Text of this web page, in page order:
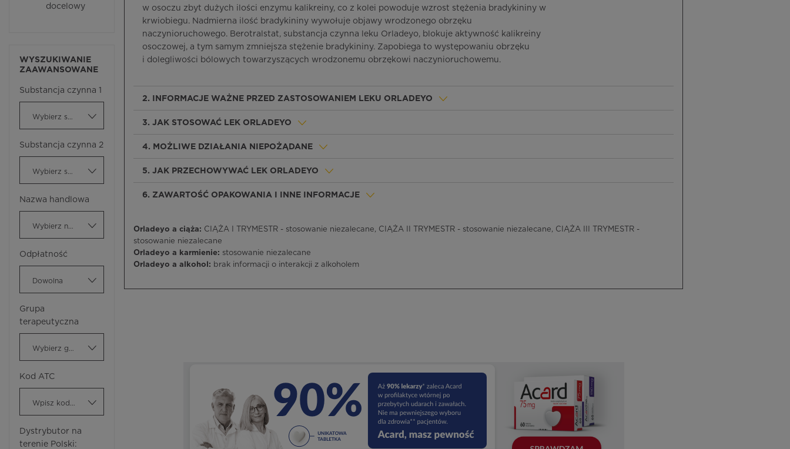
docelowy
WYSZUKIWANIE
ZAAWANSOWANE
Substancja czynna 1
Substancja czynna 2
Nazwa handlowa
Odpłatność
Dowolna
Grupa
terapeutyczna
Kod ATC
Dystrybutor na
terenie Polski:
w osoczu zbyt dużych ilości enzymu kalikreiny, co z kolei powoduje wzrost stężenia bradykininy w
krwiobiegu. Nadmierna ilość bradykininy wywołuje objawy wrodzonego obrzęku
naczynioruchowego. Berotralstat, substancja czynna leku Orladeyo, blokuje aktywność kalikreiny
osoczowej, a tym samym zmniejsza stężenie bradykininy. Zapobiega to występowaniu obrzęku
i dolegliwości bólowych towarzyszących wrodzonemu obrzękowi naczynioruchowemu.
2. INFORMACJE WAŻNE PRZED ZASTOSOWANIEM LEKU ORLADEYO
3. JAK STOSOWAĆ LEK ORLADEYO
4. MOŻLIWE DZIAŁANIA NIEPOŻĄDANE
5. JAK PRZECHOWYWAĆ LEK ORLADEYO
6. ZAWARTOŚĆ OPAKOWANIA I INNE INFORMACJE
Orladeyo a ciąża: CIĄŻA I TRYMESTR - stosowanie niezalecane, CIĄŻA II TRYMESTR - stosowanie niezalecane, CIĄŻA III TRYMESTR -
stosowanie niezalecane
Orladeyo a karmienie: stosowanie niezalecane
Orladeyo a alkohol: brak informacji o interakcji z alkoholem